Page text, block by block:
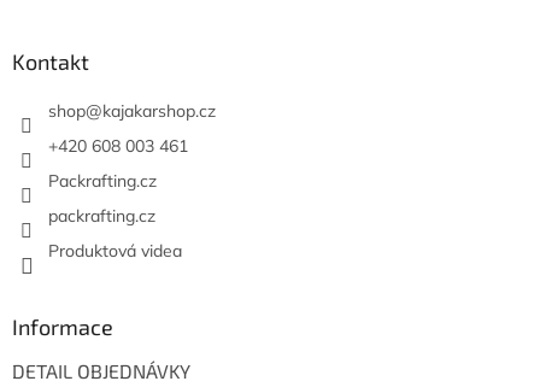
vráceno. Plná záruka.
Oficiální česká a slovenská
distribuce.
Kontakt
shop@kajakarshop.cz
+420 608 003 461
Packrafting.cz
packrafting.cz
Produktová videa
Informace
DETAIL OBJEDNÁVKY